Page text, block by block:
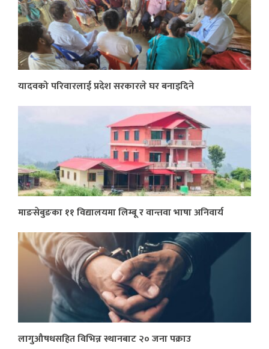
यादवको परिवारलाई प्रदेश सरकारले घर बनाइदिने
माङसेबुङका ११ विद्यालयमा लिम्बू र वान्तवा भाषा अनिवार्य
लागुऔषधसहित विभिन्न स्थानबाट २० जना पक्राउ